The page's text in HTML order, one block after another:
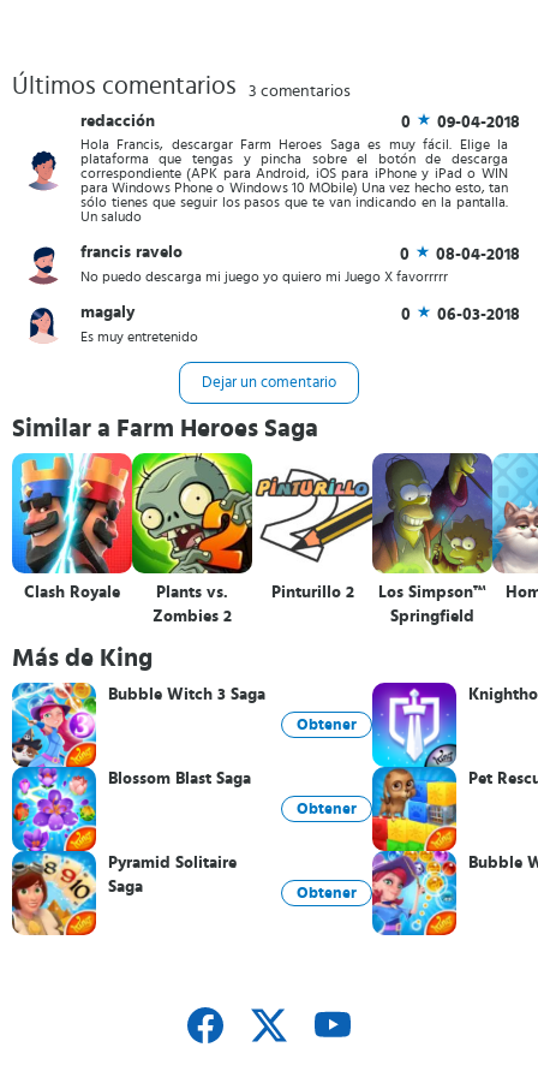
Últimos comentarios
3 comentarios
redacción
0 09-04-2018
Hola Francis, descargar Farm Heroes Saga es muy fácil. Elige la
plataforma que tengas y pincha sobre el botón de descarga
correspondiente (APK para Android, iOS para iPhone y iPad o WIN
para Windows Phone o Windows 10 MObile) Una vez hecho esto, tan
sólo tienes que seguir los pasos que te van indicando en la pantalla.
Un saludo
francis ravelo 0 08-04-2018
No puedo descarga mi juego yo quiero mi Juego X favorrrrr
magaly 0 06-03-2018
Es muy entretenido
Dejar un comentario
Similar a Farm Heroes Saga
Clash Royale
Plants vs.
Zombies 2
Pinturillo 2
Los Simpson™
Springfield
Más de King
Bubble Witch 3 Saga
Obtener
Blossom Blast Saga
Obtener
Pyramid Solitaire
Saga
Obtener
Pet
Bubble